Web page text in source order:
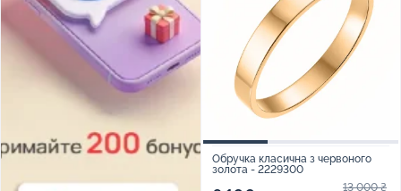
Обручка класична з червоного
золота - 2229300
13 000 ₴